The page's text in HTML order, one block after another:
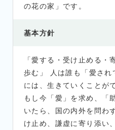
の花の家」です。
基本方針
「愛する・受け止める・
歩む」 人は誰も「愛され
には、生きていくことが
もし今「愛」を求め、「
いたら、国の内外を問わ
け止め、謙虚に寄り添い